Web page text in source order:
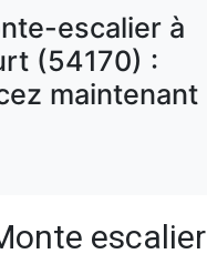
escalier à
(54170) :
maintenant
escalier